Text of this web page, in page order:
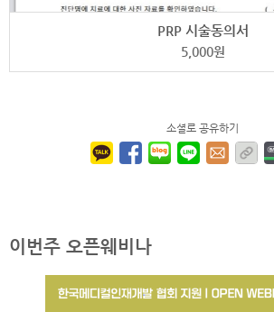
PRP 시술동의서
5,000원
소셜로 공유하기
이번주 오픈웨비나